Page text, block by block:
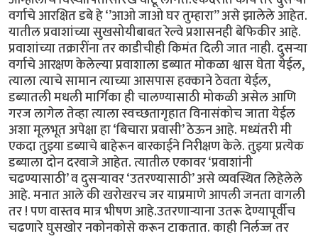
वर्गाचे आरक्षित डबे हे ‘’आओ जाओ घर तुम्हारा’’ असे झालेले आहेत.
यातील प्रवाशांच्या सुखसोयीबाबत रेल्वे प्रशासनही बेफिकीर आहे.
प्रवाशांच्या तक्रारींना तर काडीचीही किमंत दिली जात नाही. दुसऱ्या
वर्गाचे आरक्षण केलेल्या प्रवाशाला डब्यात मोकळा श्वास घेता येईल,
त्याला त्याचे सामान त्याच्या आसपास हक्काने ठेवता येईल,
डब्यातली मधली मार्गिका ही चालण्यासाठी मोकळी असेल आणि
गरज लागेल तेव्हा त्याला स्वच्छतागृहात विनासंकोच जाता येईल
अशा मूलभूत अपेक्षा हा ‘बिचारा प्रवासी’ ठेऊन आहे. मध्यंतरी मी
एकदा तुझ्या डब्याचे बाहेरून बारकाईने निरीक्षण केले. तुझ्या प्रत्येक
डब्याला दोन दरवाजे आहेत. त्यातील एकावर ‘प्रवाशांनी
चढण्यासाठी’ व दुसऱ्यावर ‘उतरण्यासाठी’ असे व्यवस्थित लिहेलेले
आहे. मनात आले की खरोखरच जर याप्रमाणे आपली जनता वागली
तर ! पण वास्तव मात्र भीषण आहे.उतरणाऱ्याना उतरू देण्यापूर्वीच
चढणारे घुसखोर नकोनकोसे करून टाकतात. काही निर्लज्ज तर